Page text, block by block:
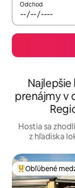
Odchod
prenájmy v
Hostia sa
z hľadiska
Najobľúbenejšie
Obľúbené